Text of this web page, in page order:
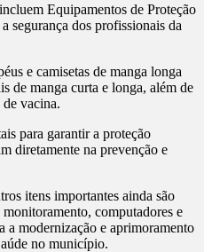
Equipamentos de Proteção
segurança dos profissionais da
e camisetas de manga longa
de manga curta e longa, além de
de vacina.
para garantir a proteção
diretamente na prevenção e
itens importantes ainda são
computadores e
a modernização e aprimoramento
no município.